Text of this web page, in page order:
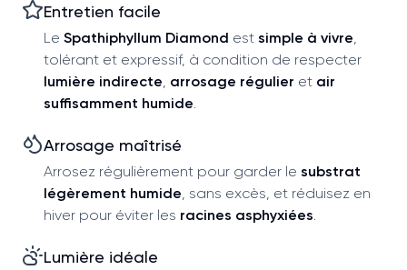
Entretien facile
Le Spathiphyllum Diamond est simple à vivre
tolérant et expressif, à condition de respecter
lumière indirecte arrosage régulier et air
suffisamment humide
Arrosage maîtrisé
Arrosez régulièrement pour garder le substrat
légèrement humide , sans excès, et réduisez en
hiver pour éviter les racines asphyxiées
Lumière idéale